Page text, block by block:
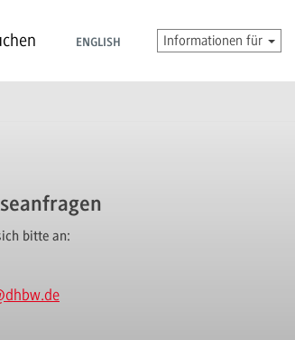
ENGLISH Informationen für
bitte an: